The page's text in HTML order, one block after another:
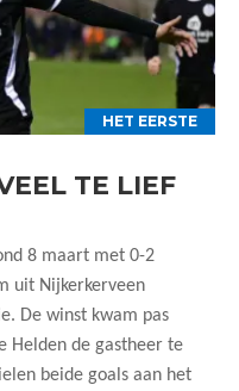
HET EERSTE
TE LIEF
8 maart met 0-2
uit Nijkerkerveen
De winst kwam pas
Helden de gastheer te
beide goals aan het